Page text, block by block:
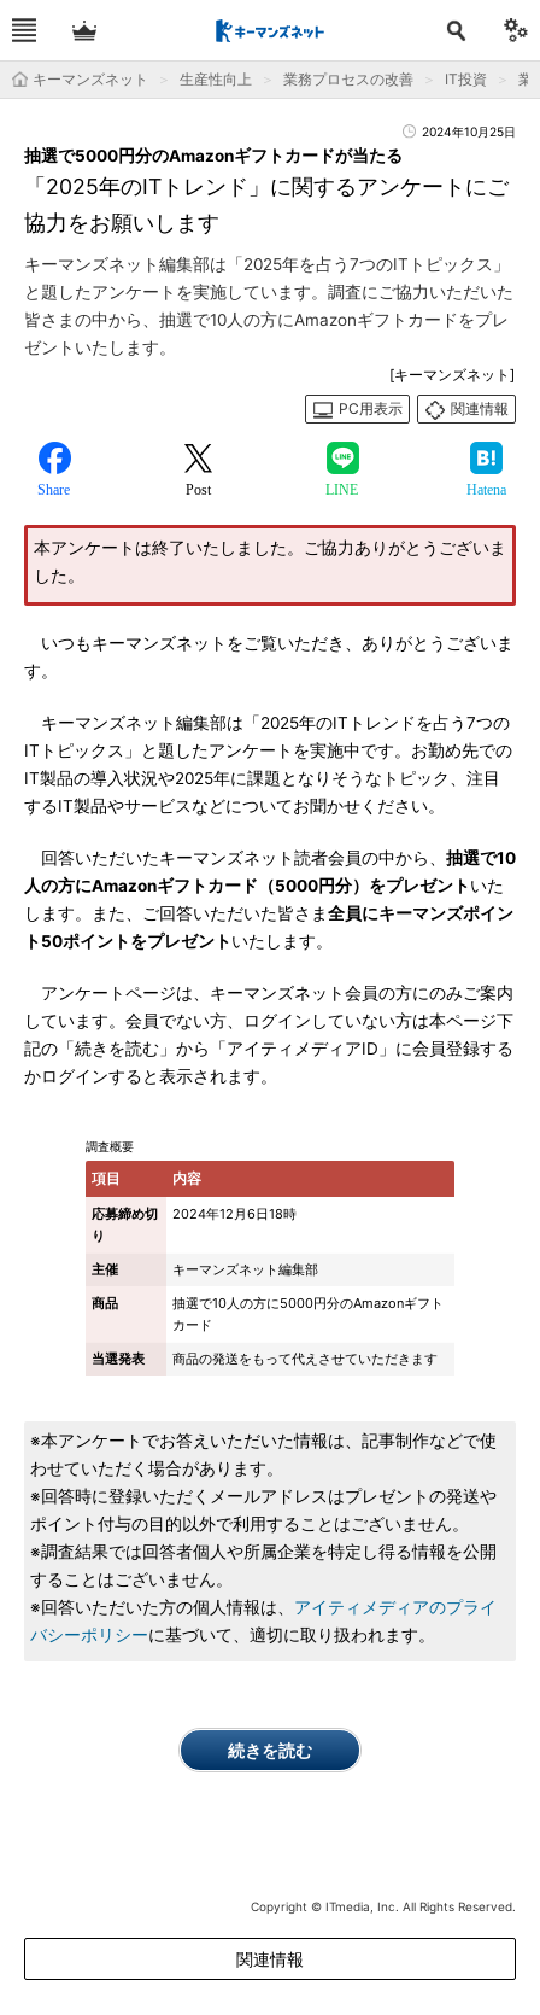
キーマンズネット 生産性向上 業務プロセスの改善 IT投資 業
2024年10月25日
「2025年のITトレンド」に関するアンケートにご
協力をお願いします
抽選で5000円分のAmazonギフトカードが当たる
キーマンズネット編集部は「2025年を占う7つのITトピックス」
と題したアンケートを実施しています。調査にご協力いただいた
皆さまの中から、抽選で10人の方にAmazonギフトカードをプレ
ゼントいたします。
[キーマンズネット]
PC用表示
関連情報
Share Post LINE Hatena
本アンケートは終了いたしました。ご協力ありがとうございま
した。
いつもキーマンズネットをご覧いただき、ありがとうございま
す。
キーマンズネット編集部は「2025年のITトレンドを占う7つの
ITトピックス」と題したアンケートを実施中です。お勤め先での
IT製品の導入状況や2025年に課題となりそうなトピック、注目
するIT製品やサービスなどについてお聞かせください。
回答いただいたキーマンズネット読者会員の中から、 抽選で10
人の方にAmazonギフトカード（5000円分）をプレゼントいた
します。また、ご回答いただいた皆さま全員にキーマンズポイン
ト50ポイントをプレゼントいたします。
アンケートページは、キーマンズネット会員の方にのみご案内
しています。会員でない方、ログインしていない方は本ページ下
記の「続きを読む」から「アイティメディアID」に会員登録する
かログインすると表示されます。
調査概要
項目 内容
応募締め切
り
2024年12月6日18時
主催
キーマンズネット編集部
商品
抽選で10人の方に5000円分のAmazonギフト
カード
当選発表
商品の発送をもって代えさせていただきます
※本アンケートでお答えいただいた情報は、記事制作などで使
わせていただく場合があります。
※回答時に登録いただくメールアドレスはプレゼントの発送や
ポイント付与の目的以外で利用することはございません。
※調査結果では回答者個人や所属企業を特定し得る情報を公開
することはございません。
※回答いただいた方の個人情報は、 アイティメディアのプライ
バシーポリシーに基づいて、適切に取り扱われます。
続きを読む
Copyright © ITmedia, Inc. All Rights Reserved.
関連情報